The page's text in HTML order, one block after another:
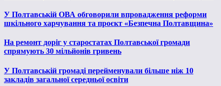
У Полтавській ОВА обговорили впровадження реформи
шкільного харчування та проєкт «Безпечна Полтавщина»
На ремонт доріг у старостатах Полтавської громади
спрямують 30 мільйонів гривень
У Полтавській громаді перейменували більше ніж 10
закладів загальної середньої освіти